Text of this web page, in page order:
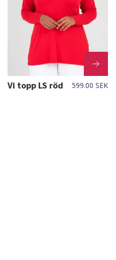
Vi topp LS röd 599.00 SEK